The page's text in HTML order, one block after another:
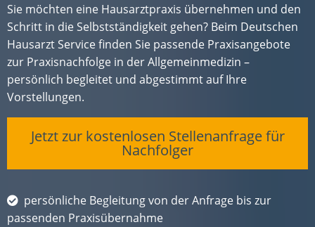
Sie möchten eine Hausarztpraxis übernehmen und den
Schritt in die Selbstständigkeit gehen? Beim Deutschen
Hausarzt Service finden Sie passende Praxisangebote
zur Praxisnachfolge in der Allgemeinmedizin –
persönlich begleitet und abgestimmt auf Ihre
Vorstellungen.
Jetzt zur kostenlosen Stellenanfrage für
Nachfolger
persönliche Begleitung von der Anfrage bis zur
passenden Praxisübernahme